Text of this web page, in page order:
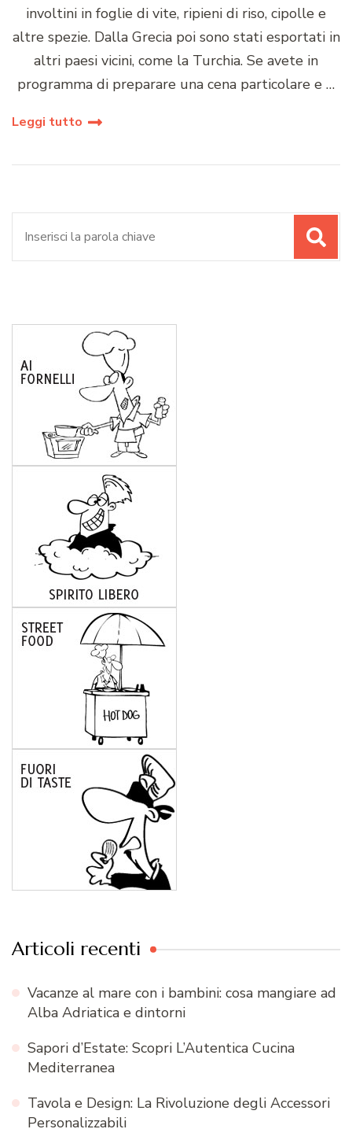
involtini in foglie di vite, ripieni di riso, cipolle e
altre spezie. Dalla Grecia poi sono stati esportati in
altri paesi vicini, come la Turchia. Se avete in
programma di preparare una cena particolare e …
Leggi tutto
Articoli recenti
Vacanze al mare con i bambini: cosa mangiare ad
Alba Adriatica e dintorni
Sapori d’Estate: Scopri L’Autentica Cucina
Mediterranea
Tavola e Design: La Rivoluzione degli Accessori
Personalizzabili